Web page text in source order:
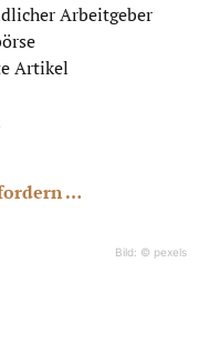
Arbeitgeber
Artikel
…
Bild: © pexels